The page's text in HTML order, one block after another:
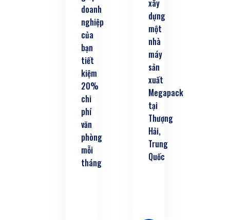
doanh
nghiệp
của
bạn
tiết
kiệm
20%
chi
phí
văn
phòng
mỗi
tháng
xây
dựng
một
nhà
máy
sản
xuất
Megapack
tại
Thượng
Hải,
Trung
Quốc